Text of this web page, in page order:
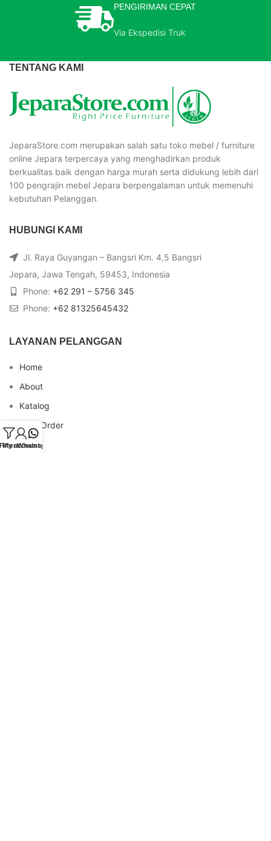
PENGIRIMAN CEPAT
Via Ekspedisi Truk
TENTANG KAMI
JeparaStore.com merupakan salah satu toko mebel / furniture
online Jepara terpercaya yang menghadirkan produk
berkualitas baik dengan harga murah serta didukung lebih dari
100 pengrajin mebel Jepara berpengalaman untuk memenuhi
kebutuhan Pelanggan.
HUBUNGI KAMI
Jl. Raya Guyangan – Bangsri Km. 4,5 Bangsri
Jepara, Jawa Tengah, 59453, Indonesia
Phone: +62 291 – 5756 345
Phone: +62 81325645432
LAYANAN PELANGGAN
Home
About
Katalog
Cara Order
Blog
My account
Whatsapp